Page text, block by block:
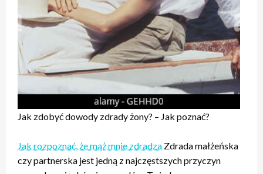
Jak zdobyć dowody zdrady żony? – Jak poznać?
Jak rozpoznać, że mąż mnie zdradza Zdrada małżeńska
czy partnerska jest jedną z najczęstszych przyczyn